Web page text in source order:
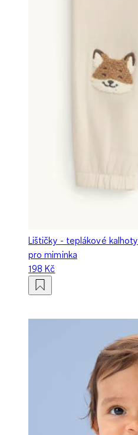
Lištičky - teplákové kalhoty
pro miminka
198 Kč